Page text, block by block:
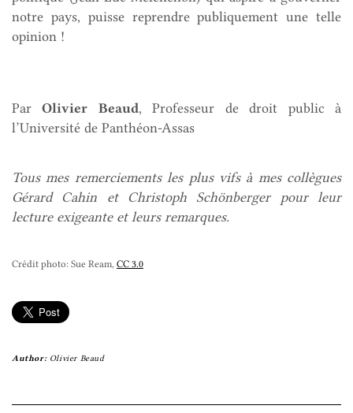
notre pays, puisse reprendre publiquement une telle
opinion !
ParOlivier Beaud, Professeur de droit public à
l’Université de Panthéon-Assas
Tous mes remerciements les plus vifs à mes collègues
Gérard Cahin et Christoph Schönberger pour leur
lecture exigeante et leurs remarques.
Crédit photo: Sue Ream, CC 3.0
Author: Olivier Beaud